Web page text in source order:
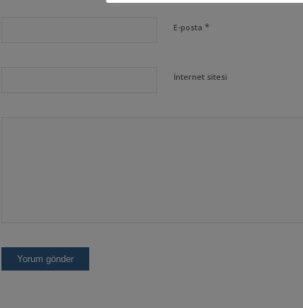
E-posta *
İnternet sitesi